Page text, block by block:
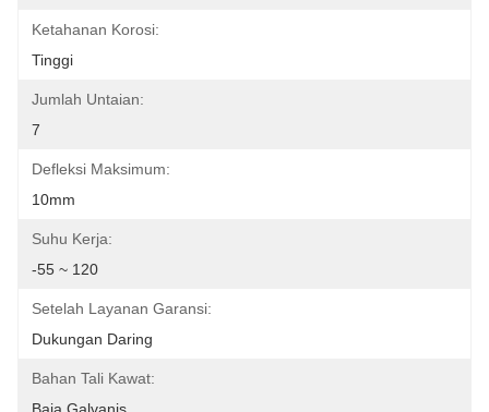
Ketahanan Korosi:
Tinggi
Jumlah Untaian:
7
Defleksi Maksimum:
10mm
Suhu Kerja:
-55 ~ 120
Setelah Layanan Garansi:
Dukungan Daring
Bahan Tali Kawat: